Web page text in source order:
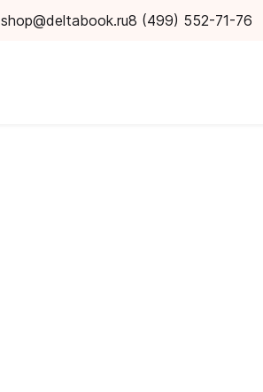
shop@deltabook.ru8 (499) 552-71-76